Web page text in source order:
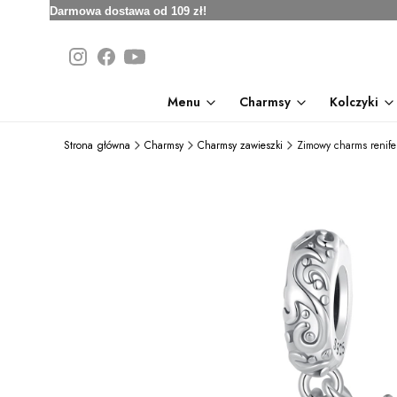
Darmowa dostawa od 109 zł!
Menu Charmsy Kolczyki
Strona główna Charmsy Charmsy zawieszki Zimowy charms